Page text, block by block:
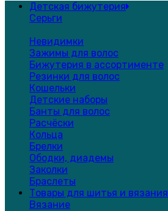
Детская бижутерия
Серьги
Невидимки
Зажимы для волос
Бижутерия в ассортименте
Резинки для волос
Кошельки
Детские наборы
Банты для волос
Расчёски
Кольца
Брелки
Ободки, диадемы
Заколки
Браслеты
Товары для шитья и вязания
Вязание